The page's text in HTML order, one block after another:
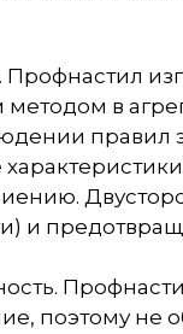
Профнастил
в
правил
и
поэтому не